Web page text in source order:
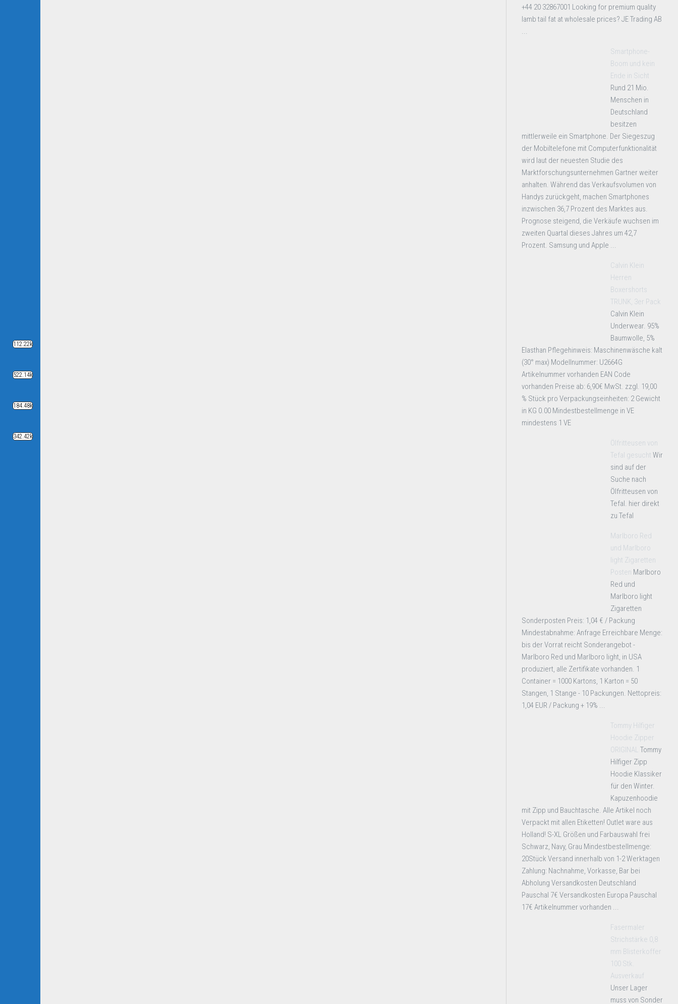
+44 20 32867001 Looking for premium quality
lamb tail fat at wholesale prices? JE Trading AB
...
Smartphone-
Boom und kein
Ende in Sicht
Rund 21 Mio.
Menschen in
Deutschland
besitzen
mittlerweile ein Smartphone. Der Siegeszug
der Mobiltelefone mit Computerfunktionalität
wird laut der neuesten Studie des
Marktforschungsunternehmen Gartner weiter
anhalten. Während das Verkaufsvolumen von
Handys zurückgeht, machen Smartphones
inzwischen 36,7 Prozent des Marktes aus.
Prognose steigend, die Verkäufe wuchsen im
zweiten Quartal dieses Jahres um 42,7
Prozent. Samsung und Apple ...
Calvin Klein
Herren
Boxershorts
TRUNK, 3er Pack
Calvin Klein
Underwear. 95%
Baumwolle, 5%
Elasthan Pflegehinweis: Maschinenwäsche kalt
(30° max) Modellnummer: U2664G
Artikelnummer vorhanden EAN Code
vorhanden Preise ab: 6,90€ MwSt. zzgl. 19,00
% Stück pro Verpackungseinheiten: 2 Gewicht
in KG 0.00 Mindestbestellmenge in VE
mindestens 1 VE
Ölfritteusen von
Tefal gesucht Wir
sind auf der
Suche nach
Ölfritteusen von
Tefal. hier direkt
zu Tefal
Marlboro Red
und Marlboro
light Zigaretten
Posten Marlboro
Red und
Marlboro light
Zigaretten
Sonderposten Preis: 1,04 € / Packung
Mindestabnahme: Anfrage Erreichbare Menge:
bis der Vorrat reicht Sonderangebot -
Marlboro Red und Marlboro light, in USA
produziert, alle Zertifikate vorhanden. 1
Container = 1000 Kartons, 1 Karton = 50
Stangen, 1 Stange - 10 Packungen. Nettopreis:
1,04 EUR / Packung + 19% ...
Tommy Hilfiger
Hoodie Zipper
ORIGINAL Tommy
Hilfiger Zipp
Hoodie Klassiker
für den Winter.
Kapuzenhoodie
mit Zipp und Bauchtasche. Alle Artikel noch
Verpackt mit allen Etiketten! Outlet ware aus
Holland! S-XL Größen und Farbauswahl frei
Schwarz, Navy, Grau Mindestbestellmenge:
20Stück Versand innerhalb von 1-2 Werktagen
Zahlung: Nachnahme, Vorkasse, Bar bei
Abholung Versandkosten Deutschland
Pauschal 7€ Versandkosten Europa Pauschal
17€ Artikelnummer vorhanden ...
Fasermaler
Strichstärke 0,8
mm Blisterkoffer
100 Stk.
Ausverkauf
Unser Lager
muss von Sonder
112.22k
522.14k
184.48k
342.42k